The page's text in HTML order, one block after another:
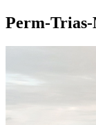
Perm-Trias-